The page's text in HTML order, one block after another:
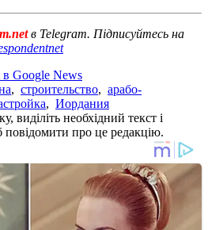
в Telegram. Підписуйтесь на
в Google News
, строительство, арабо-
, Иордания
необхідний текст і
повідомити про це редакцію.